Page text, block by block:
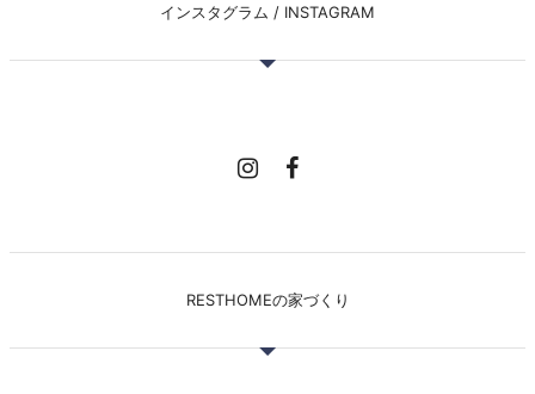
インスタグラム / INSTAGRAM
RESTHOMEの家づくり